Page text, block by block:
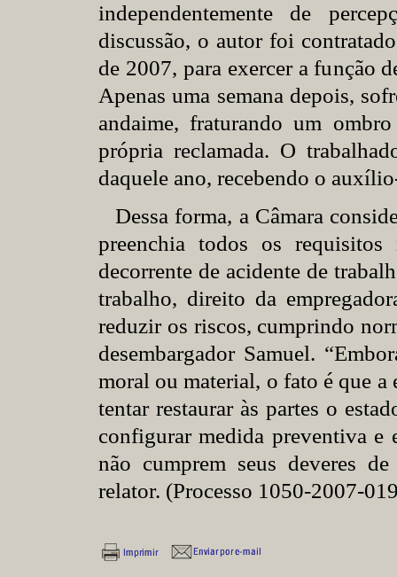
independentemente de
discussão, o autor foi
de 2007, para exercer a função
Apenas uma semana depois,
andaime, fraturando um
própria reclamada. O
daquele ano, recebendo o
Dessa forma, a Câmara
preenchia todos os requisitos
decorrente de acidente de
trabalho, direito da
reduzir os riscos, cumprindo
desembargador Samuel.
moral ou material, o fato é que a
tentar restaurar às partes o
configurar medida preventiva e
não cumprem seus deveres
relator. (Processo 1050-2007-